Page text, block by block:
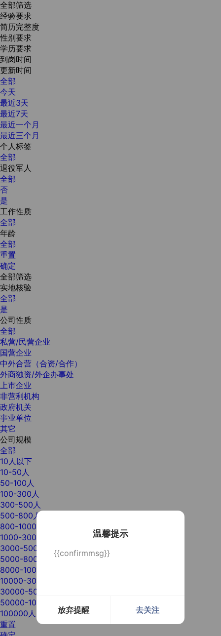
温馨提示
{{confirmmsg}}
放弃提醒 去关注
全部筛选
经验要求
简历完整度
性别要求
学历要求
到岗时间
更新时间
全部
今天
最近3天
最近7天
最近一个月
最近三个月
个人标签
全部
退役军人
全部
否
是
工作性质
全部
年龄
全部
重置
确定
全部筛选
实地核验
全部
是
公司性质
全部
私营/民营企业
国营企业
中外合营（合资/合作）
外商独资/外企办事处
上市企业
非营利机构
政府机关
事业单位
其它
公司规模
全部
10人以下
10-50人
50-100人
100-300人
300-500人
500-800人
800-1000人
1000-3000人
3000-5000人
5000-8000人
8000-10000人
10000-30000人
30000-50000人
50000-100000人
100000人以上
重置